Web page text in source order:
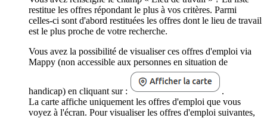
restitue les offres répondant le plus à vos critères. Parmi
celles-ci sont d'abord restituées les offres dont le lieu de travail
est le plus proche de votre recherche.
Vous avez la possibilité de visualiser ces offres d'emploi via
Mappy (non accessible aux personnes en situation de
handicap) en cliquant sur :
.
La carte affiche uniquement les offres d'emploi que vous
voyez à l'écran. Pour visualiser les offres d'emploi suivantes,